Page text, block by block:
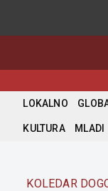
LOKALNO
KULTURA MLADI
KOLEDAR